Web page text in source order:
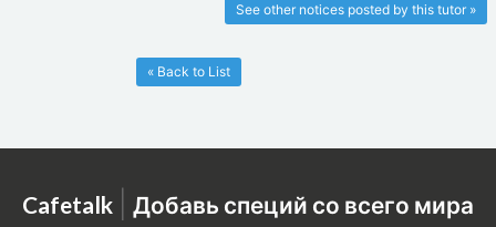
See other notices posted by this tutor »
« Back to List
Cafetalk | Добавь специй со всего мира